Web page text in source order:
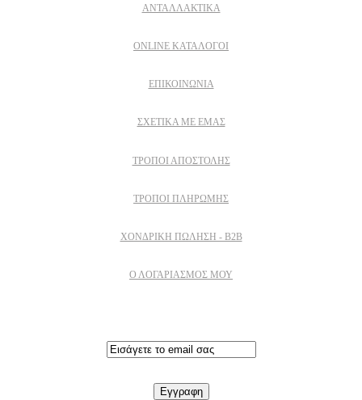
ΑΝΤΑΛΛΑΚΤΙΚΑ
ONLINE ΚΑΤΑΛΟΓΟΙ
ΕΠΙΚΟΙΝΩΝΙΑ
ΣΧΕΤΙΚΆ ΜΕ ΕΜΆΣ
ΤΡΌΠΟΙ ΑΠΟΣΤΟΛΉΣ
ΤΡΌΠΟΙ ΠΛΗΡΩΜΉΣ
ΧΟΝΔΡΙΚΉ ΠΏΛΗΣΗ - B2B
Ο ΛΟΓΑΡΙΑΣΜΟΣ ΜΟΥ